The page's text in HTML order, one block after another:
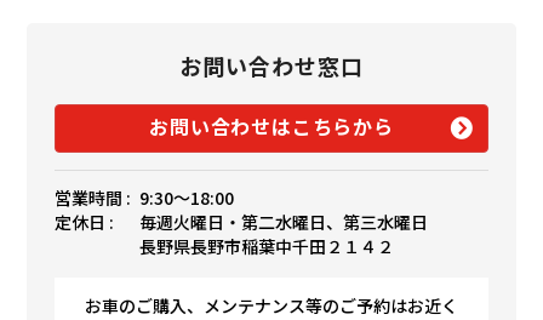
お問い合わせ窓口
お問い合わせはこちらから
営業時間 : 9:30〜18:00
定休日 :
毎週火曜日・第二水曜日、第三水曜日
長野県長野市稲葉中千田２１４２
お車のご購入、メンテナンス等のご予約はお近く